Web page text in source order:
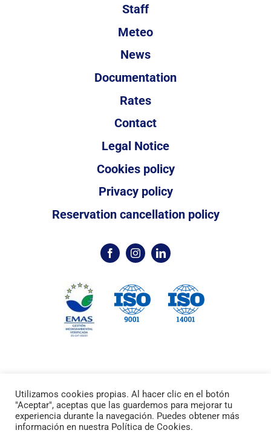
Staff
Meteo
News
Documentation
Rates
Contact
Legal Notice
Cookies policy
Privacy policy
Reservation cancellation policy
©2024 /Marina PalamósPort Esportiu /
WordPress web design: Croma.
Utilizamos cookies propias. Al hacer clic en el botón
"Aceptar", aceptas que las guardemos para mejorar tu
experiencia durante la navegación. Puedes obtener más
información en nuestra Política de Cookies.